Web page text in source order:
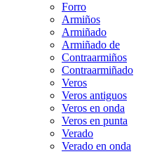
Forro
Armiños
Armiñado
Armiñado de
Contraarmiños
Contraarmiñado
Veros
Veros antiguos
Veros en onda
Veros en punta
Verado
Verado en onda